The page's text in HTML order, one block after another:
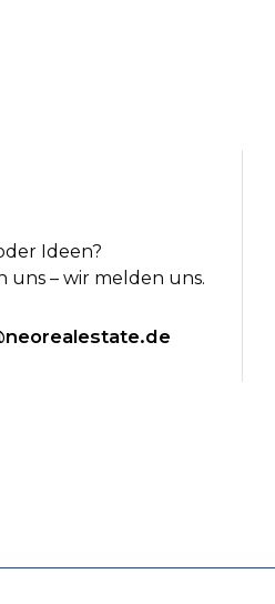
Ideen?
uns – wir melden uns.